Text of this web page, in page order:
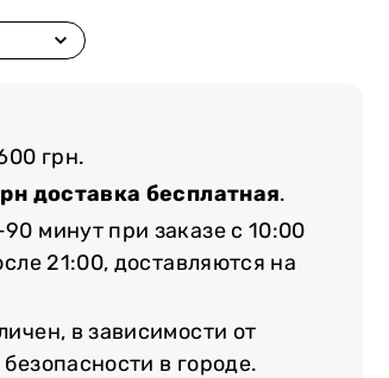
грн.
доставка бесплатная.
минут при заказе с 10:00
21:00, доставляются на
в зависимости от
в городе.